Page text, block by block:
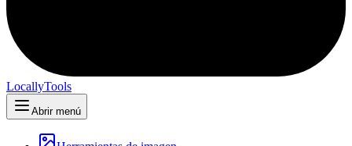
LocallyTools
Abrir menú